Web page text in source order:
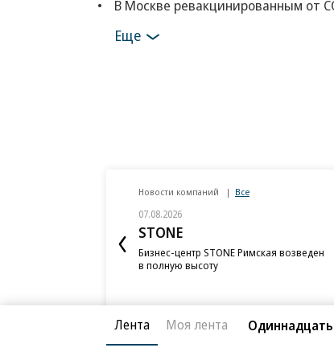
В Москве ревакцинированным от
Еще
Новости компаний Все
07.08.2026
STONE
Бизнес-центр STONE Римская возведен
в полную высоту
Лента Моя лента